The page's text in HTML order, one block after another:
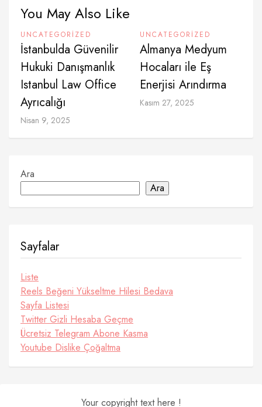
You May Also Like
UNCATEGORIZED
İstanbulda Güvenilir
Hukuki Danışmanlık
Istanbul Law Office
Ayrıcalığı
Nisan 9, 2025
UNCATEGORIZED
Almanya Medyum
Hocaları ile Eş
Enerjisi Arındırma
Kasım 27, 2025
Ara
Ara
Sayfalar
Liste
Reels Beğeni Yükseltme Hilesi Bedava
Sayfa Listesi
Twitter Gizli Hesaba Geçme
Ücretsiz Telegram Abone Kasma
Youtube Dislike Çoğaltma
Your copyright text here !